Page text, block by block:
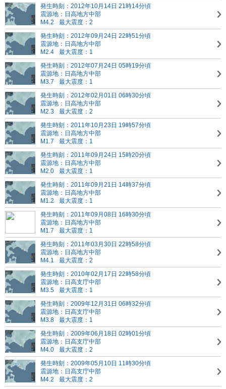
発生時刻：2012年10月14日 21時14分頃
震源地：日高地方中部
M4.2
最大震度：2
発生時刻：2012年09月24日 22時51分頃
震源地：日高地方中部
M2.4
最大震度：1
発生時刻：2012年07月24日 05時19分頃
震源地：日高地方中部
M3.7
最大震度：1
発生時刻：2012年02月01日 06時30分頃
震源地：日高地方中部
M2.3
最大震度：2
発生時刻：2011年10月23日 19時57分頃
震源地：日高地方中部
M1.7
最大震度：1
発生時刻：2011年09月24日 15時20分頃
震源地：日高地方中部
M2.0
最大震度：1
発生時刻：2011年09月21日 14時37分頃
震源地：日高地方中部
M1.2
最大震度：1
発生時刻：2011年09月08日 16時30分頃
震源地：日高地方中部
M1.7
最大震度：1
発生時刻：2011年03月30日 22時58分頃
震源地：日高地方中部
M4.1
最大震度：2
発生時刻：2010年02月17日 22時58分頃
震源地：日高支庁中部
M3.5
最大震度：1
発生時刻：2009年12月31日 06時32分頃
震源地：日高支庁中部
M3.8
最大震度：1
発生時刻：2009年06月18日 02時01分頃
震源地：日高支庁中部
M4.0
最大震度：2
発生時刻：2009年05月10日 11時30分頃
震源地：日高支庁中部
M4.2
最大震度：2